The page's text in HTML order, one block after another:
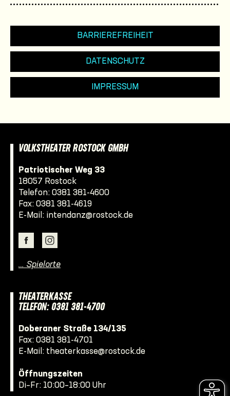
BARRIEREFREIHEIT
DATENSCHUTZ
IMPRESSUM
VOLKSTHEATER ROSTOCK GMBH
Patriotischer Weg 33
18057 Rostock
Telefon: 0381 381-4600
Fax: 0381 381-4619
E-Mail: intendanz@rostock.de
… Spielorte
THEATERKASSE
TELEFON: 0381 381-4700
Doberaner Straße 134/135
Fax: 0381 381-4701
E-Mail: theaterkasse@rostock.de
Öffnungszeiten
Di–Fr: 10:00–18:00 Uhr